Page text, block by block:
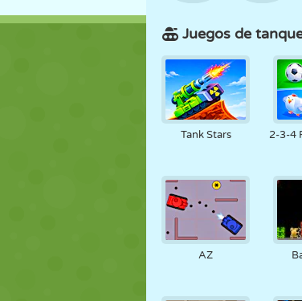
CASTILLOS AJEDREZ
CHICAS
MARIONETAS PUZZLE
Juegos de
Tank Stars 2-3-4
AZ